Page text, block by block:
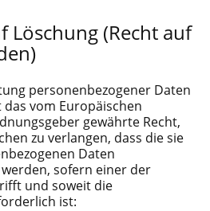
(Recht auf
personenbezogener Daten
vom Europäischen
gewährte Recht,
zu verlangen, dass die sie
Daten
sofern einer der
und soweit die
ist: